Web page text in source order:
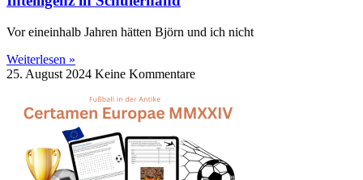
Vor eineinhalb Jahren hätten Björn und ich nicht
Weiterlesen »
25. August 2024 Keine Kommentare